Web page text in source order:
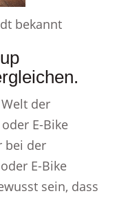
bekannt
der
E-Bike
bei der
E-Bike
sein, dass